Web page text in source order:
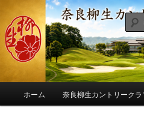
ン
コ
ン
へ
奈良柳生カント
ブログ
季節の話題、クラブの出来事、コー
筆、喜怒哀楽などを気まぐれに発信し
ホーム 奈良柳生カントリークラ